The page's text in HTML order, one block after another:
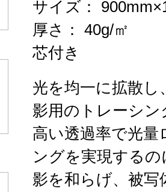
サイズ：
厚さ： 40g/㎡
芯付き
光を均一に拡散
影用のトレーシ
高い透過率で光
ングを実現する
影を和らげ、被写